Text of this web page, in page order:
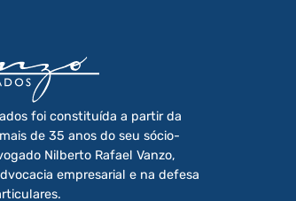
foi constituída a partir da
de 35 anos do seu sócio-
Nilberto Rafael Vanzo,
empresarial e na defesa